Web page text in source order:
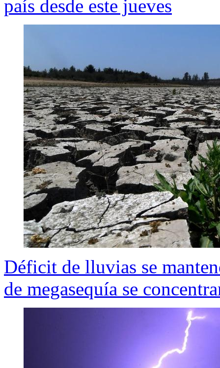
país desde este jueves
Déficit de lluvias se
de megasequía se